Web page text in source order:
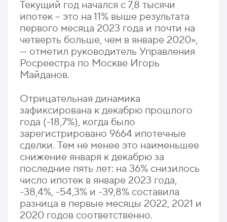
Текущий год начался с 7,8 тысячи
ипотек – это на 11% выше результата
первого месяца 2023 года и почти на
четверть больше, чем в январе 2020»,
— отметил руководитель Управления
Росреестра по Москве Игорь
Майданов.
Отрицательная динамика
зафиксирована к декабрю прошлого
года (-18,7%), когда было
зарегистрировано 9664 ипотечные
сделки. Тем не менее это наименьшее
снижение января к декабрю за
последние пять лет: на 36% снизилось
число ипотек в январе 2023 года,
-38,4%, -54,3% и -39,8% составила
разница в первые месяцы 2022, 2021 и
2020 годов соответственно.